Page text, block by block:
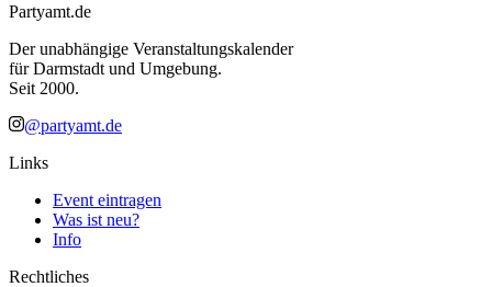
Partyamt.de
Der unabhängige Veranstaltungskalender
für Darmstadt und Umgebung.
Seit 2000.
@partyamt.de
Links
Event eintragen
Was ist neu?
Info
Rechtliches